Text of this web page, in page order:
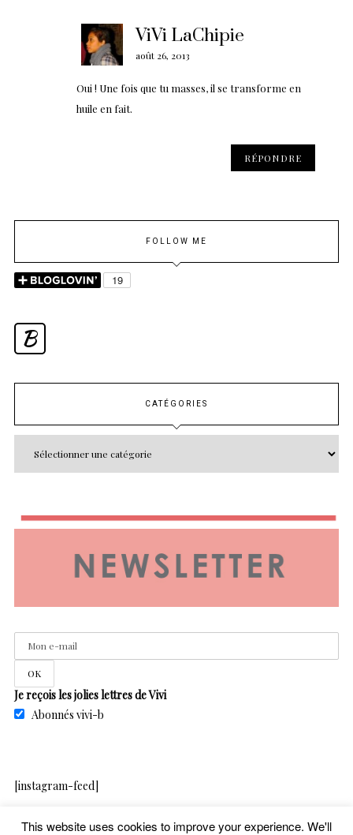
ViVi LaChipie
août 26, 2013
Oui ! Une fois que tu masses, il se transforme en
huile en fait.
RÉPONDRE
FOLLOW ME
B
CATÉGORIES
Je reçois les jolies lettres de Vivi
Abonnés vivi-b
[instagram-feed]
This website uses cookies to improve your experience. We'll